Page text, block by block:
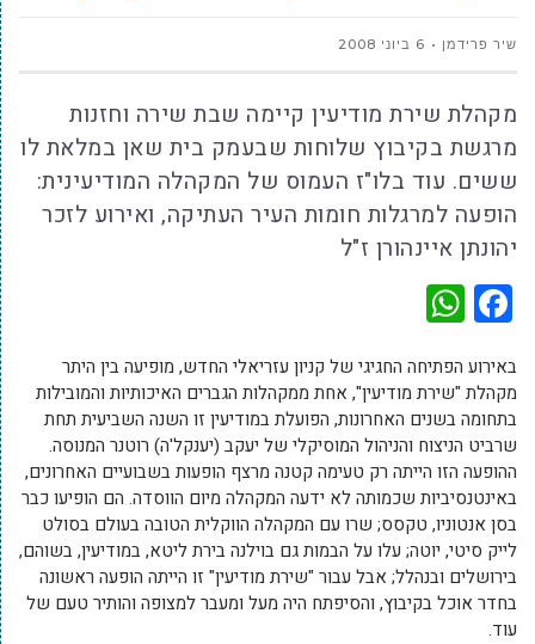
שיר פרידמן 6 ביוני 2008
מקהלת שירת מודיעין קיימה שבת שירה וחזנות
מרגשת בקיבוץ שלוחות שבעמק בית שאן במלאת לו
ששים. עוד בלו"ז העמוס של המקהלה המודיעינית:
הופעה למרגלות חומות העיר העתיקה, ואירוע לזכר
יהונתן איינהורן ז"ל
Facebook
באירוע הפתיחה החגיגי של קניון עזריאלי החדש, מופיעה בין היתר
מקהלת "שירת מודיעין", אחת ממקהלות הגברים האיכותיות והמובילות
בתחומה בשנים האחרונות, הפועלת במודיעין זו השנה השביעית תחת
שרביט הניצוח והניהול המוסיקלי של יעקב (יענקל'ה) רוטנר המנוסה.
ההופעה הזו הייתה רק טעימה קטנה מרצף הופעות בשבועיים האחרונים,
באינטנסיביות שכמותה לא ידעה המקהלה מיום הווסדה. הם הופיעו כבר
בסן אנטוניו, טקסס; שרו עם המקהלה הווקלית הטובה בעולם בסולט
לייק סיטי, יוטה; עלו על הבמות גם בוילנה בירת ליטא, במודיעין, בשוהם,
בירושלים ובנהלל; אבל עבור "שירת מודיעין" זו הייתה הופעה ראשונה
בחדר אוכל בקיבוץ, והסיפתח היה מעל ומעבר למצופה והותיר טעם של
עוד.